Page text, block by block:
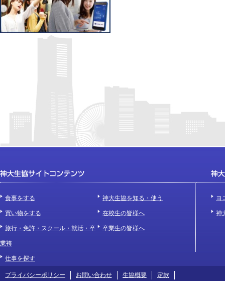
食事をする
買い物をする
旅行・免許・スクール・就活・卒
業袴
仕事を探す
神大生協を知る・使う
在校生の皆様へ
卒業生の皆様へ
ヨ
神
プライバシーポリシー お問い合わせ 生協概要 定款